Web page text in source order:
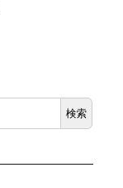
検索